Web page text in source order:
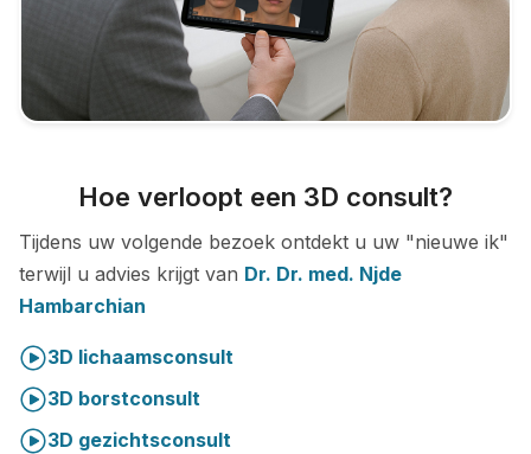
Hoe verloopt een 3D consult?
Tijdens uw volgende bezoek ontdekt u uw "nieuwe ik"
terwijl u advies krijgt van Dr. Dr. med. Njde
Hambarchian
3D lichaamsconsult
3D borstconsult
3D gezichtsconsult